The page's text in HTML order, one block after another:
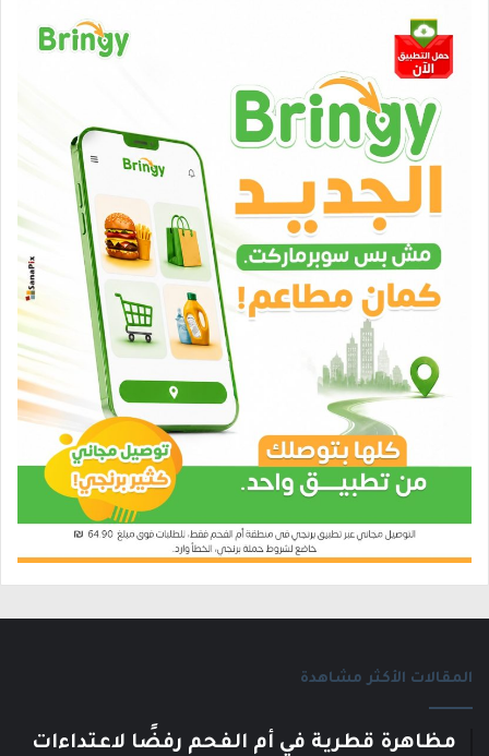
المقالات الأكثر مشاهدة
مظاهرة قطرية في أم الفحم رفضًا لاعتداءات